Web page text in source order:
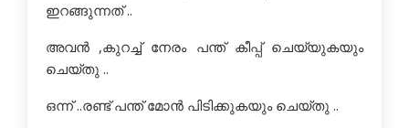
ഇറങ്ങുന്നത് ..
അവന്‍ ,കുറച്ച് നേരം പന്ത് കീപ്പ് ചെയ്യുകയും
ചെയ്തു ..
ഒന്ന് ..രണ്ട് പന്ത് മോന്‍ പിടിക്കുകയും ചെയ്തു ..